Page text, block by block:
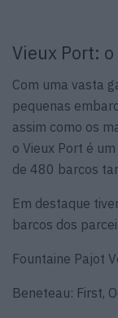
Vieux Port:
Com uma vasta
pequenas
assim como os
o Vieux Port é
de 480 barcos
Em destaque
barcos dos
Fountaine Pajot
Beneteau: First,